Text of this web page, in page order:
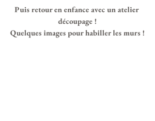
Puis retour en enfance avec un atelier
découpage !
Quelques images pour habiller les murs !